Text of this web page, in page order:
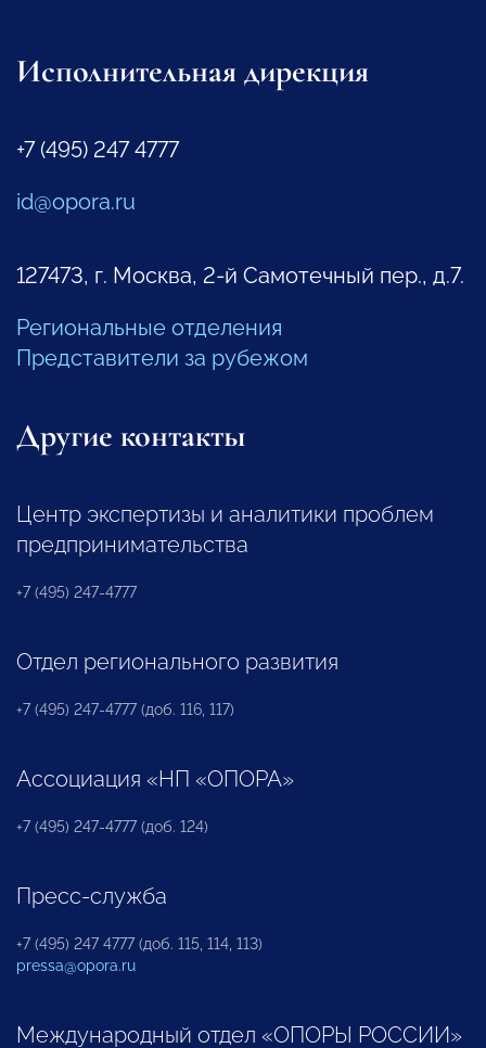
Исполнительная дирекция
+7 (495) 247 4777
id@opora.ru
127473, г. Москва, 2-й Самотечный пер., д.7.
Региональные отделения
Представители за рубежом
Другие контакты
Центр экспертизы и аналитики проблем
предпринимательства
+7 (495) 247-4777
Отдел регионального развития
+7 (495) 247-4777 (доб. 116, 117)
Ассоциация «НП «ОПОРА»
+7 (495) 247-4777 (доб. 124)
Пресс-служба
+7 (495) 247 4777 (доб. 115, 114, 113)
pressa@opora.ru
Международный отдел «ОПОРЫ РОССИИ»